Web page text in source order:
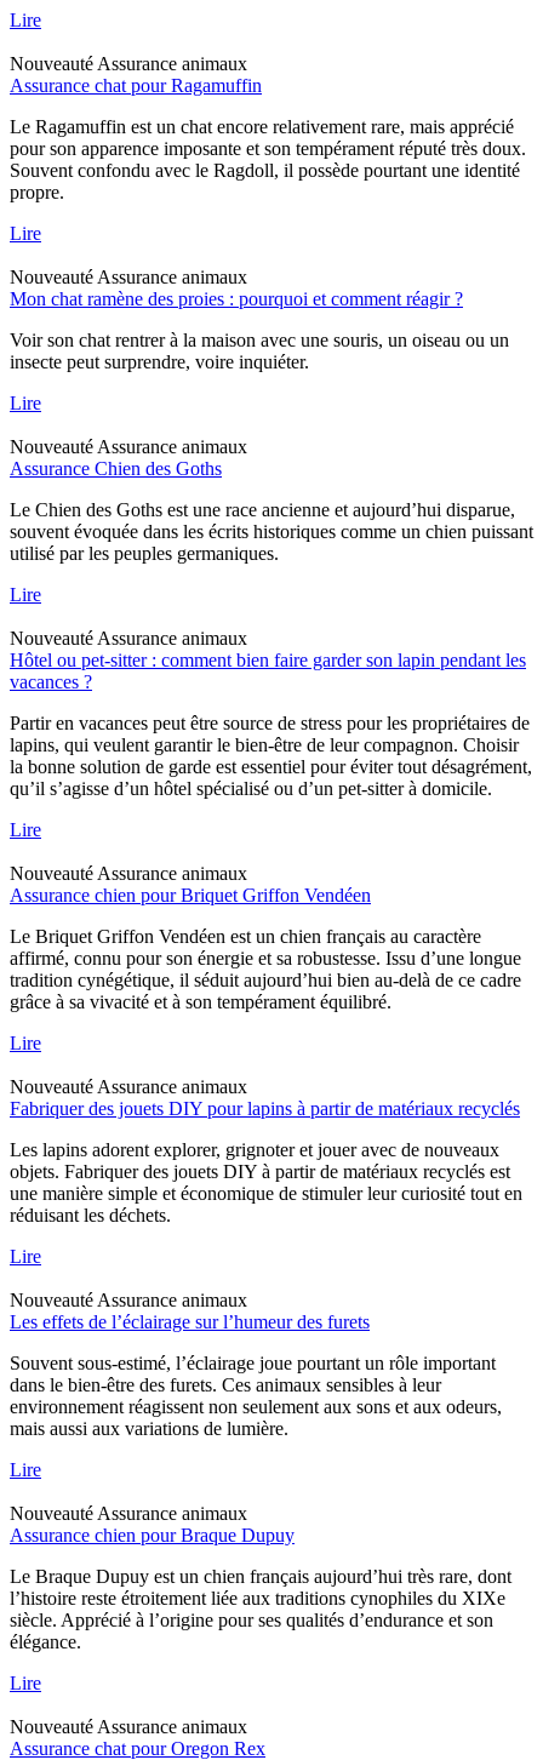
Lire
Nouveauté Assurance animaux
Assurance chat pour Ragamuffin
Le Ragamuffin est un chat encore relativement rare, mais apprécié
pour son apparence imposante et son tempérament réputé très doux.
Souvent confondu avec le Ragdoll, il possède pourtant une identité
propre.
Lire
Nouveauté Assurance animaux
Mon chat ramène des proies : pourquoi et comment réagir ?
Voir son chat rentrer à la maison avec une souris, un oiseau ou un
insecte peut surprendre, voire inquiéter.
Lire
Nouveauté Assurance animaux
Assurance Chien des Goths
Le Chien des Goths est une race ancienne et aujourd’hui disparue,
souvent évoquée dans les écrits historiques comme un chien puissant
utilisé par les peuples germaniques.
Lire
Nouveauté Assurance animaux
Hôtel ou pet-sitter : comment bien faire garder son lapin pendant les
vacances ?
Partir en vacances peut être source de stress pour les propriétaires de
lapins, qui veulent garantir le bien-être de leur compagnon. Choisir
la bonne solution de garde est essentiel pour éviter tout désagrément,
qu’il s’agisse d’un hôtel spécialisé ou d’un pet-sitter à domicile.
Lire
Nouveauté Assurance animaux
Assurance chien pour Briquet Griffon Vendéen
Le Briquet Griffon Vendéen est un chien français au caractère
affirmé, connu pour son énergie et sa robustesse. Issu d’une longue
tradition cynégétique, il séduit aujourd’hui bien au-delà de ce cadre
grâce à sa vivacité et à son tempérament équilibré.
Lire
Nouveauté Assurance animaux
Fabriquer des jouets DIY pour lapins à partir de matériaux recyclés
Les lapins adorent explorer, grignoter et jouer avec de nouveaux
objets. Fabriquer des jouets DIY à partir de matériaux recyclés est
une manière simple et économique de stimuler leur curiosité tout en
réduisant les déchets.
Lire
Nouveauté Assurance animaux
Les effets de l’éclairage sur l’humeur des furets
Souvent sous-estimé, l’éclairage joue pourtant un rôle important
dans le bien-être des furets. Ces animaux sensibles à leur
environnement réagissent non seulement aux sons et aux odeurs,
mais aussi aux variations de lumière.
Lire
Nouveauté Assurance animaux
Assurance chien pour Braque Dupuy
Le Braque Dupuy est un chien français aujourd’hui très rare, dont
l’histoire reste étroitement liée aux traditions cynophiles du XIXe
siècle. Apprécié à l’origine pour ses qualités d’endurance et son
élégance.
Lire
Nouveauté Assurance animaux
Assurance chat pour Oregon Rex